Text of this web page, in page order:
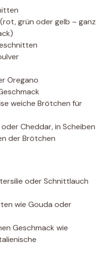
grün oder gelb – ganz
Oregano
weiche Brötchen für
Cheddar, in Scheiben
der Brötchen
oder Schnittlauch
wie Gouda oder
Geschmack wie